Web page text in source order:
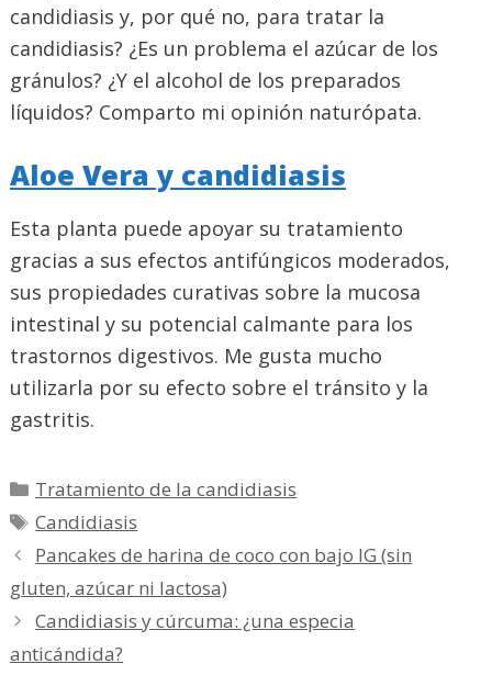
candidiasis y, por qué no, para tratar la
candidiasis? ¿Es un problema el azúcar de los
gránulos? ¿Y el alcohol de los preparados
líquidos? Comparto mi opinión naturópata.
Aloe Vera y candidiasis
Esta planta puede apoyar su tratamiento
gracias a sus efectos antifúngicos moderados,
sus propiedades curativas sobre la mucosa
intestinal y su potencial calmante para los
trastornos digestivos. Me gusta mucho
utilizarla por su efecto sobre el tránsito y la
gastritis.
Categorías
Tratamiento de la candidiasis
Etiquetas
Candidiasis
Pancakes de harina de coco con bajo IG (sin
gluten, azúcar ni lactosa)
Candidiasis y cúrcuma: ¿una especia
anticándida?